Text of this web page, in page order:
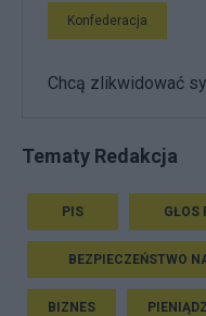
Konfederacja
Chcą zlikwidować
Tematy Redakcja
PIS GŁOS
BEZPIECZEŃSTWO
BIZNES